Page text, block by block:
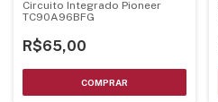
Circuito Integrado Pioneer
TC90A96BFG
R$65,00